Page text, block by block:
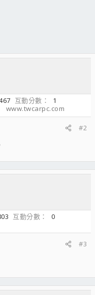
互動分數
1
www.twcarpc.com
#2
互動分數
0
#3